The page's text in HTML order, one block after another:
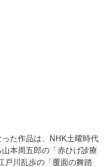
た作品は、NHK土曜時代
本周五郎の「赤ひげ診療
川乱歩の「覆面の舞踏